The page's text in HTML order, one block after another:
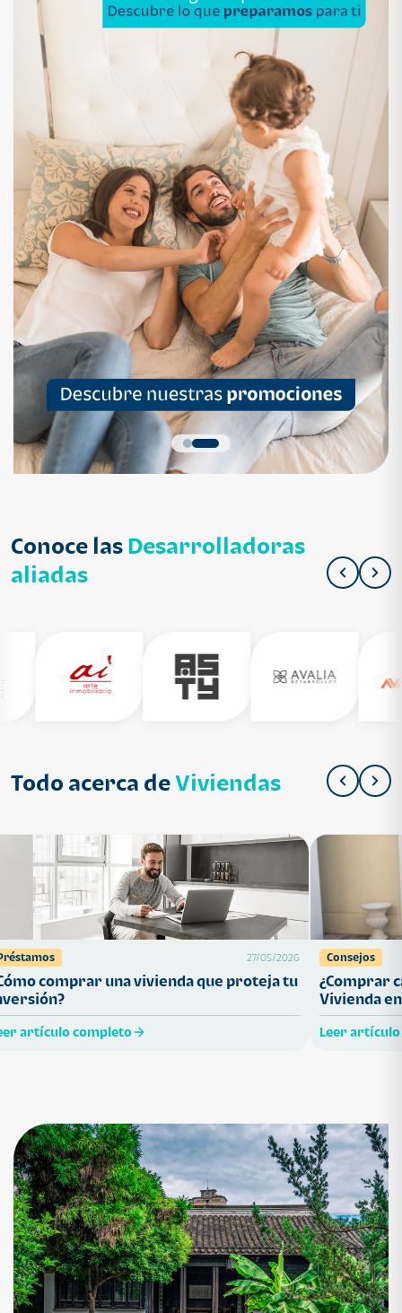
Conoce las Desarrolladoras
aliadas
Todo acerca deViviendas
27/05/2026
comprar una vivienda que proteja tu
artículo completo
Consejos
¿Comprar
Vivienda
Leer